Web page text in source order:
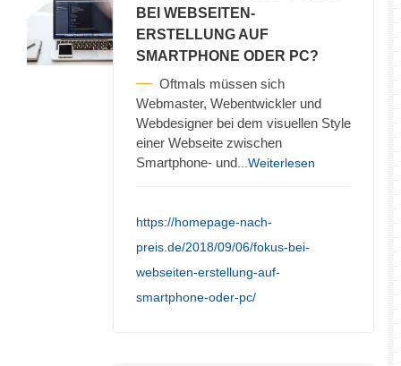
BEI WEBSEITEN-
ERSTELLUNG AUF
SMARTPHONE ODER PC?
Oftmals müssen sich
Webmaster, Webentwickler und
Webdesigner bei dem visuellen Style
einer Webseite zwischen
Smartphone- und ...Weiterlesen
https://homepage-nach-
preis.de/2018/09/06/fokus-bei-
webseiten-erstellung-auf-
smartphone-oder-pc/